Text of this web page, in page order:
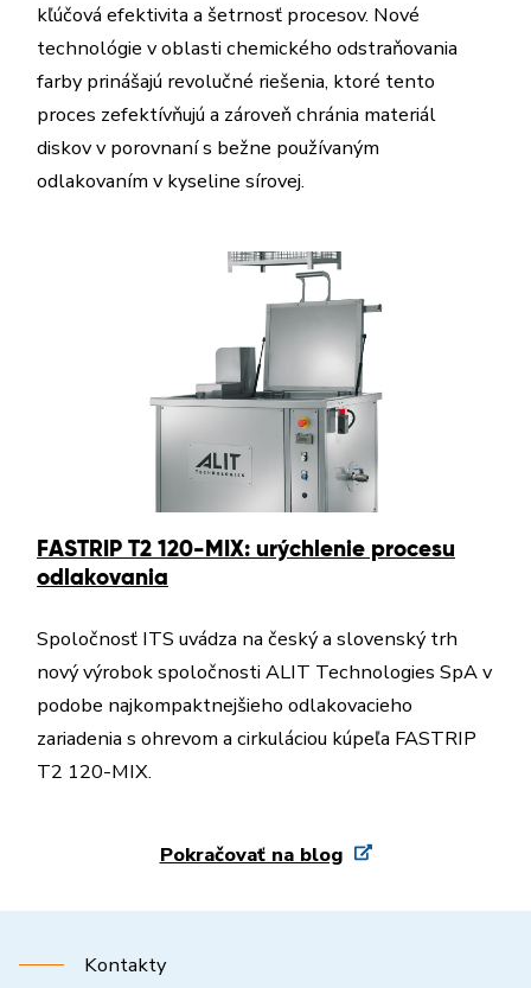
kľúčová efektivita a šetrnosť procesov. Nové
technológie v oblasti chemického odstraňovania
farby prinášajú revolučné riešenia, ktoré tento
proces zefektívňujú a zároveň chránia materiál
diskov v porovnaní s bežne používaným
odlakovaním v kyseline sírovej.
FASTRIP T2 120-MIX: urýchlenie procesu
odlakovania
Spoločnosť ITS uvádza na český a slovenský trh
nový výrobok spoločnosti ALIT Technologies SpA v
podobe najkompaktnejšieho odlakovacieho
zariadenia s ohrevom a cirkuláciou kúpeľa FASTRIP
T2 120-MIX.
Pokračovať na blog
Kontakty